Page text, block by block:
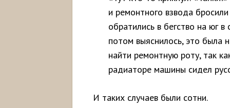
и ремонтного взвода
обратились в бегство на юг
потом выяснилось, это была
найти ремонтную роту, так
радиаторе машины сидел
И таких случаев были сотни.